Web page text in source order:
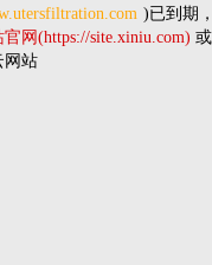
)已到期
网(https://site.xiniu.com)
网站